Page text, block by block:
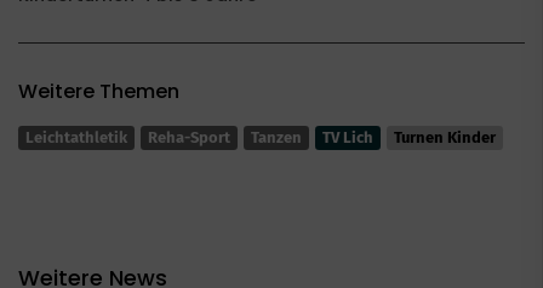
Weitere Themen
Leichtathletik Reha-Sport Tanzen TV Lich Turnen Kinder
Weitere News